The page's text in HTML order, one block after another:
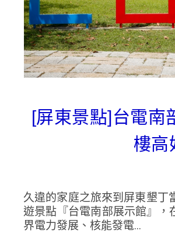
[屏東景點]台電南
樓高
久違的家庭之旅來到屏東墾丁
遊景點『台電南部展示館』
界電力發展、核能發電...